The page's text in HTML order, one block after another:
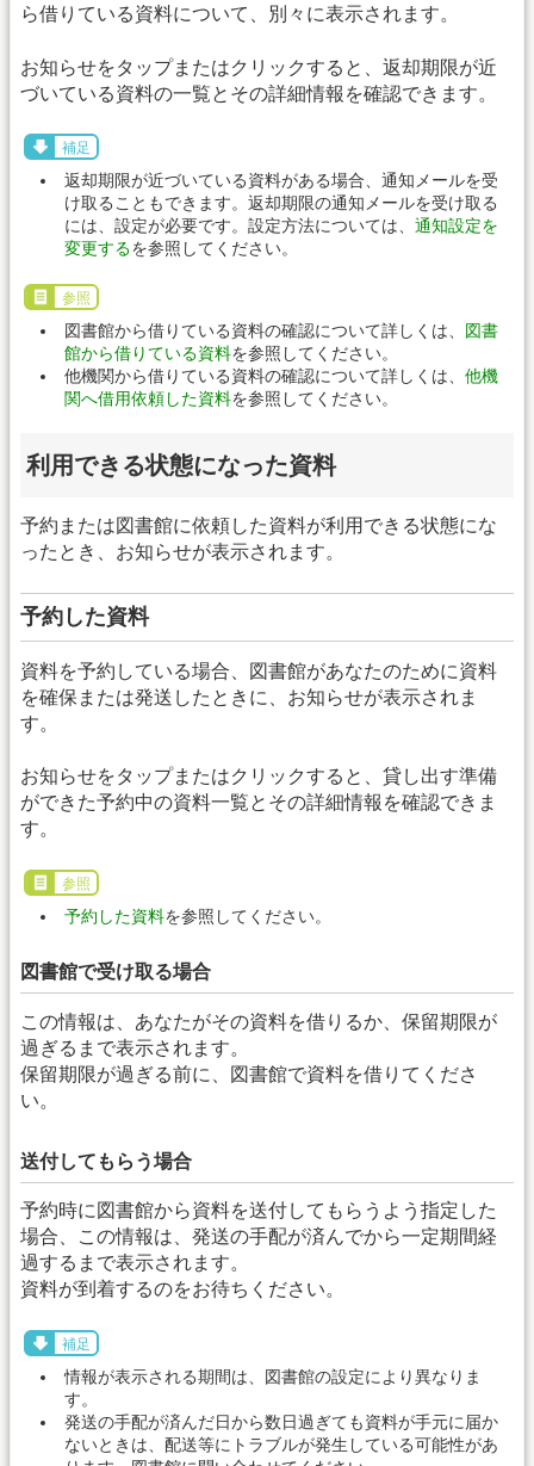
ら借りている資料について、別々に表示されます。
お知らせをタップまたはクリックすると、返却期限が近
づいている資料の一覧とその詳細情報を確認できます。
補足
返却期限が近づいている資料がある場合、通知メールを受
け取ることもできます。返却期限の通知メールを受け取る
には、設定が必要です。設定方法については、 通知設定を
変更するを参照してください。
参照
図書館から借りている資料の確認について詳しくは、 図書
館から借りている資料を参照してください。
他機関から借りている資料の確認について詳しくは、 他機
関へ借用依頼した資料を参照してください。
利用できる状態になった資料
予約または図書館に依頼した資料が利用できる状態にな
ったとき、お知らせが表示されます。
予約した資料
資料を予約している場合、図書館があなたのために資料
を確保または発送したときに、お知らせが表示されま
す。
お知らせをタップまたはクリックすると、貸し出す準備
ができた予約中の資料一覧とその詳細情報を確認できま
す。
参照
予約した資料を参照してください。
図書館で受け取る場合
この情報は、あなたがその資料を借りるか、保留期限が
過ぎるまで表示されます。
保留期限が過ぎる前に、図書館で資料を借りてくださ
い。
送付してもらう場合
予約時に図書館から資料を送付してもらうよう指定した
場合、この情報は、発送の手配が済んでから一定期間経
過するまで表示されます。
資料が到着するのをお待ちください。
補足
情報が表示される期間は、図書館の設定により異なりま
す。
発送の手配が済んだ日から数日過ぎても資料が手元に届か
ないときは、配送等にトラブルが発生している可能性があ